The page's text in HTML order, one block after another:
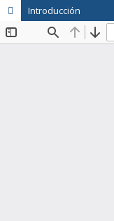
Introducción